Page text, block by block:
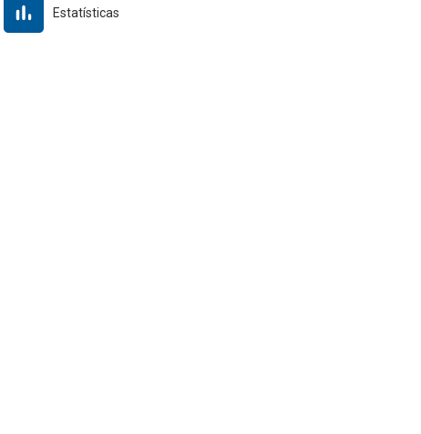
Estatísticas